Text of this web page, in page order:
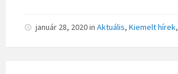
január 28, 2020in Aktuális, Kiemelt hírek,